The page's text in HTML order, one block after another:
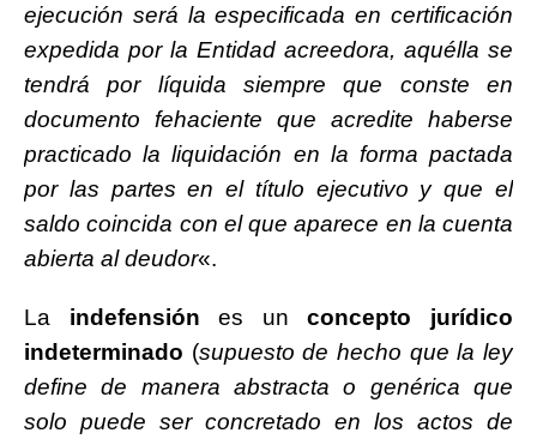
ejecución será la especificada en certificación
expedida por la Entidad acreedora, aquélla se
tendrá por líquida siempre que conste en
documento fehaciente que acredite haberse
practicado la liquidación en la forma pactada
por las partes en el título ejecutivo y que el
saldo coincida con el que aparece en la cuenta
abierta al deudor«.
La indefensión es unconcepto jurídico
indeterminado (supuesto de hecho que la ley
define de manera abstracta o genérica que
solo puede ser concretado en los actos de